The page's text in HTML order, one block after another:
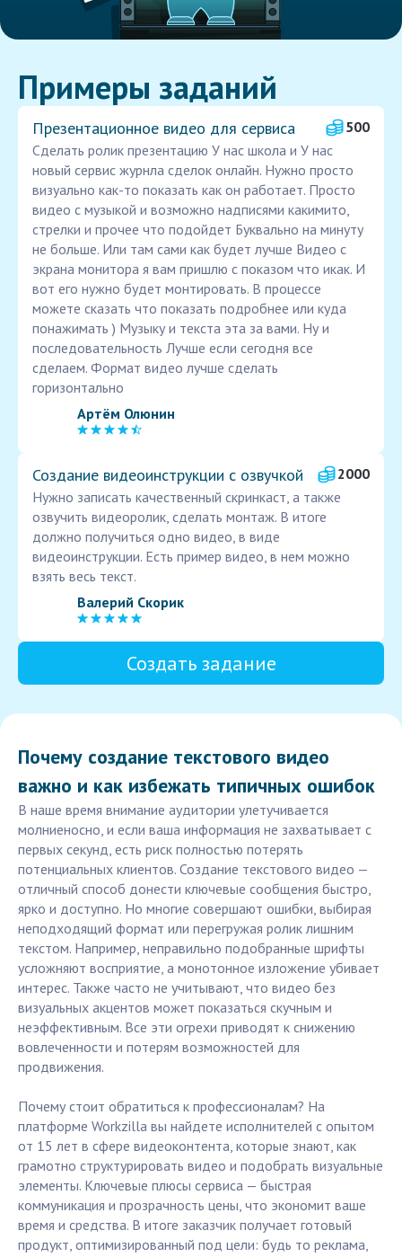
Примеры заданий
Презентационное видео для сервиса
500
Сделать ролик презентацию У нас школа и У нас
новый сервис журнла сделок онлайн. Нужно просто
визуально как-то показать как он работает. Просто
видео с музыкой и возможно надписями какимито,
стрелки и прочее что подойдет Буквально на минуту
не больше. Или там сами как будет лучше Видео с
экрана монитора я вам пришлю с показом что икак. И
вот его нужно будет монтировать. В процессе
можете сказать что показать подробнее или куда
понажимать ) Музыку и текста эта за вами. Ну и
последовательность Лучше если сегодня все
сделаем. Формат видео лучше сделать
горизонтально
Артём Олюнин
Создание видеоинструкции с озвучкой
2000
Нужно записать качественный скринкаст, а также
озвучить видеоролик, сделать монтаж. В итоге
должно получиться одно видео, в виде
видеоинструкции. Есть пример видео, в нем можно
взять весь текст.
Валерий Скорик
Создать задание
Почему создание текстового видео
важно и как избежать типичных ошибок
В наше время внимание аудитории улетучивается
молниеносно, и если ваша информация не захватывает с
первых секунд, есть риск полностью потерять
потенциальных клиентов. Создание текстового видео —
отличный способ донести ключевые сообщения быстро,
ярко и доступно. Но многие совершают ошибки, выбирая
неподходящий формат или перегружая ролик лишним
текстом. Например, неправильно подобранные шрифты
усложняют восприятие, а монотонное изложение убивает
интерес. Также часто не учитывают, что видео без
визуальных акцентов может показаться скучным и
неэффективным. Все эти огрехи приводят к снижению
вовлеченности и потерям возможностей для
продвижения.
Почему стоит обратиться к профессионалам? На
платформе Workzilla вы найдете исполнителей с опытом
от 15 лет в сфере видеоконтента, которые знают, как
грамотно структурировать видео и подобрать визуальные
элементы. Ключевые плюсы сервиса — быстрая
коммуникация и прозрачность цены, что экономит ваше
время и средства. В итоге заказчик получает готовый
продукт, оптимизированный под цели: будь то реклама,